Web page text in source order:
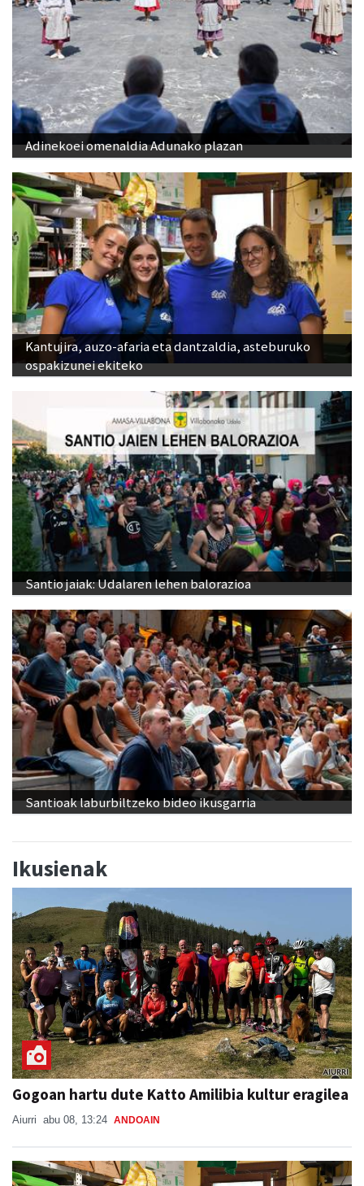
Adinekoei omenaldia Adunako plazan
Kantujira, auzo-afaria eta dantzaldia, asteburuko
ospakizunei ekiteko
Santio jaiak: Udalaren lehen balorazioa
Santioak laburbiltzeko bideo ikusgarria
Ikusienak
Gogoan hartu dute Katto Amilibia kultur eragilea
Aiurri abu 08, 13:24 ANDOAIN